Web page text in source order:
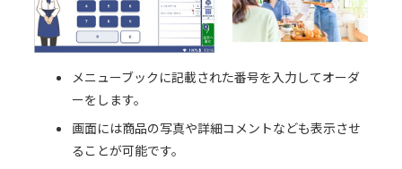
メニューブックに記載された番号を入力してオーダ
ーをします。
画面には商品の写真や詳細コメントなども表示させ
ることが可能です。